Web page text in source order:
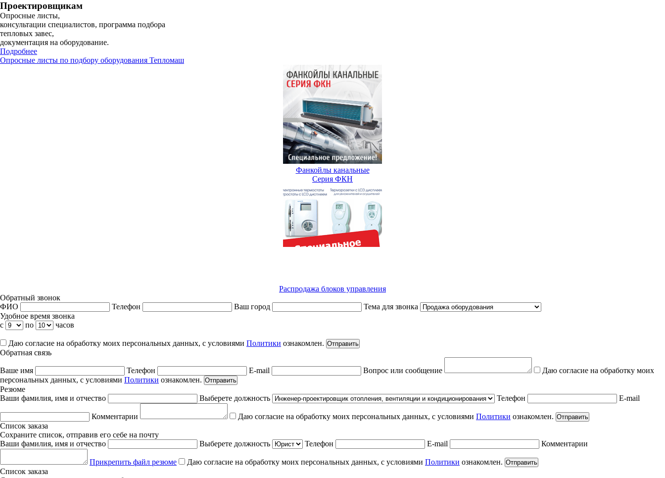
Проектировщикам
Опросные листы,
консультации специалистов, программа подбора
тепловых завес,
документация на оборудование.
Подробнее
Опросные листы по подбору оборудования Тепломаш
Фанкойлы канальные
Серия ФКН
Распродажа блоков управления
Обратный звонок
ФИО
Телефон Ваш город
Тема для звонка
Удобное время звонка
с
по часов
Даю согласие на обработку моих персональных данных, с условиями Политики ознакомлен. Отправить
Обратная связь
Ваше имя Телефон E-mail Вопрос или сообщение
Даю согласие на обработку моих
персональных данных, с условиями Политики ознакомлен. Отправить
Резюме
Ваши фамилия, имя и отчество
Выберете должность Телефон E-mail
Комментарии Даю согласие на обработку моих персональных данных, с условиями Политики ознакомлен. Отправить
Список заказа
Сохраните список, отправив его себе на почту
Ваши фамилия, имя и отчество
Выберете должность Телефон E-mail Комментарии
Прикрепить файл резюме Даю согласие на обработку моих персональных данных, с условиями Политики ознакомлен. Отправить
Список заказа